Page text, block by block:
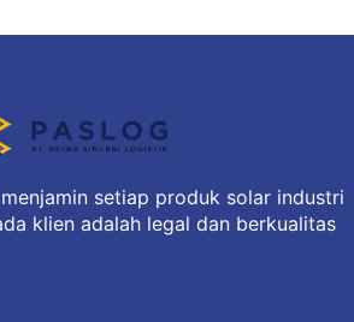
setiap produk solar industri
klien adalah legal dan berkualitas